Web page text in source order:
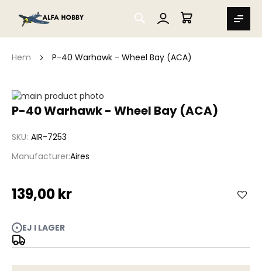
SEARCH
MIN VARUKORG
Hem P-40 Warhawk - Wheel Bay (ACA)
P-40 Warhawk - Wheel Bay (ACA)
SKU AIR-7253
ManufacturerAires
139,00 kr
EJ I LAGER
Hoppa
till
bildgalleriet
Hoppa
av
bildgalleriet